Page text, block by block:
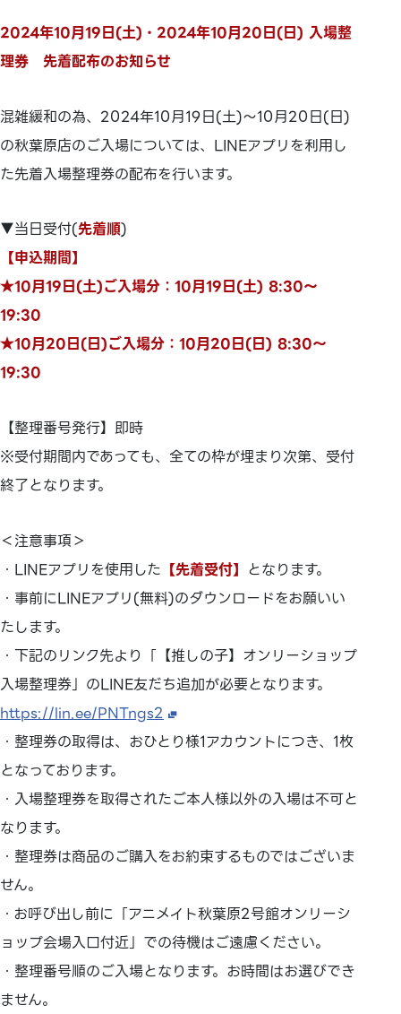
2024年10月19日(土)・2024年10月20日(日) 入場整
理券 先着配布のお知らせ
混雑緩和の為、2024年10月19日(土)～10月20日(日)
の秋葉原店のご入場については、LINEアプリを利用し
た先着入場整理券の配布を行います。
▼当日受付(先着順)
【申込期間】
★10月19日(土)ご入場分：10月19日(土) 8:30～
19:30
★10月20日(日)ご入場分：10月20日(日) 8:30～
19:30
【整理番号発行】即時
※受付期間内であっても、全ての枠が埋まり次第、受付
終了となります。
＜注意事項＞
・LINEアプリを使用した 【先着受付】 となります。
・事前にLINEアプリ(無料)のダウンロードをお願いい
たします。
・下記のリンク先より「【推しの子】オンリーショップ
入場整理券」のLINE友だち追加が必要となります。
https://lin.ee/PNTngs2
・整理券の取得は、おひとり様1アカウントにつき、1枚
となっております。
・入場整理券を取得されたご本人様以外の入場は不可と
なります。
・整理券は商品のご購入をお約束するものではございま
せん。
・お呼び出し前に「アニメイト秋葉原2号館オンリーシ
ョップ会場入口付近」での待機はご遠慮ください。
・整理番号順のご入場となります。お時間はお選びでき
ません。